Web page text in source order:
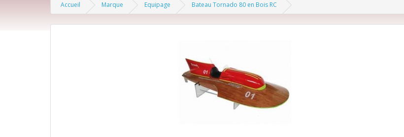
Accueil Marque Equipage Bateau Tornado 80 en Bois RC